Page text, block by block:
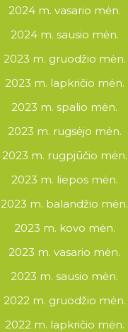
2024 m. vasario mėn.
2024 m. sausio mėn.
2023 m. gruodžio mėn.
2023 m. lapkričio mėn.
2023 m. spalio mėn.
2023 m. rugsėjo mėn.
2023 m. rugpjūčio mėn.
2023 m. liepos mėn.
2023 m. balandžio mėn.
2023 m. kovo mėn.
2023 m. vasario mėn.
2023 m. sausio mėn.
2022 m. gruodžio mėn.
2022 m. lapkričio mėn.